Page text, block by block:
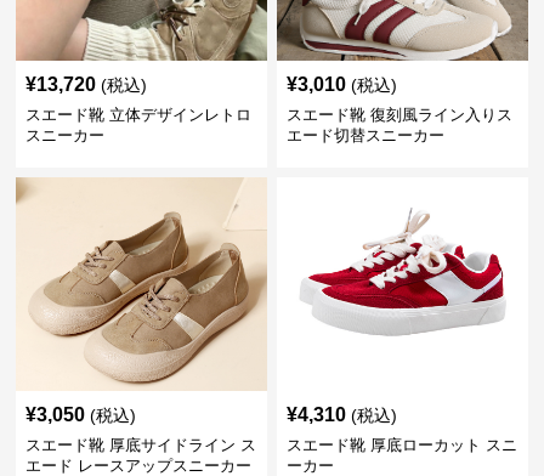
¥13,720 (税込)
スエード靴 立体デザインレトロ
スニーカー
¥3,010 (税込)
スエード靴 復刻風ライン入りス
エード切替スニーカー
¥3,050 (税込)
スエード靴 厚底サイドライン ス
エード レースアップスニーカー
¥4,310 (税込)
スエード靴 厚底ローカット スニ
ーカー